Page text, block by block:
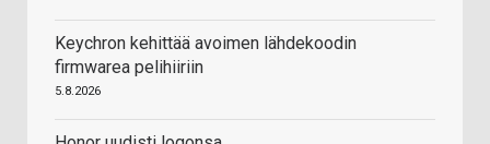
Keychron kehittää avoimen lähdekoodin
firmwarea pelihiiriin
5.8.2026